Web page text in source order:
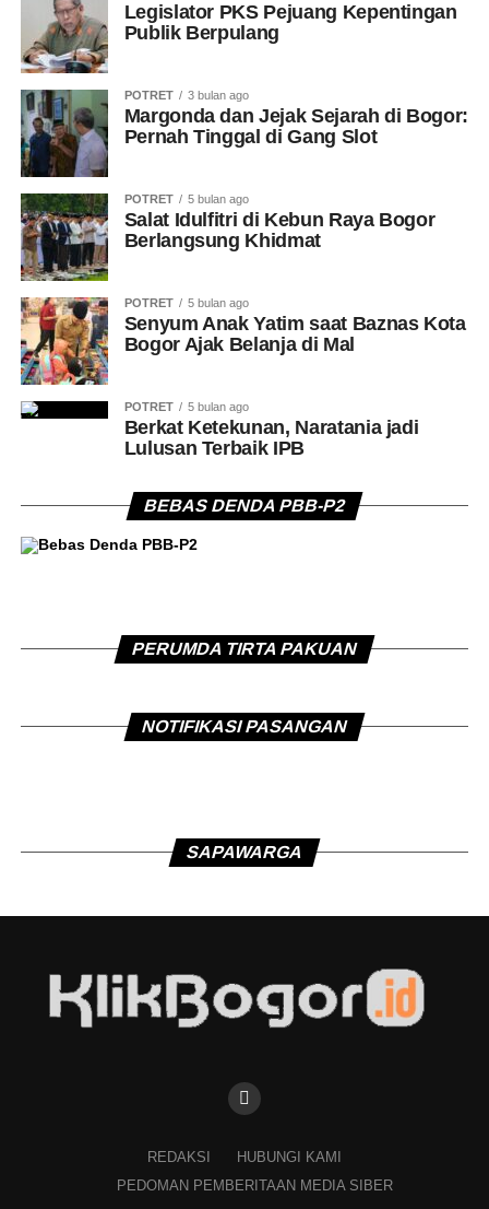
Legislator PKS Pejuang Kepentingan
Publik Berpulang
POTRET 3 bulan ago
Margonda dan Jejak Sejarah di Bogor:
Pernah Tinggal di Gang Slot
POTRET 5 bulan ago
Salat Idulfitri di Kebun Raya Bogor
Berlangsung Khidmat
POTRET 5 bulan ago
Senyum Anak Yatim saat Baznas Kota
Bogor Ajak Belanja di Mal
POTRET 5 bulan ago
Berkat Ketekunan, Naratania jadi
Lulusan Terbaik IPB
BEBAS DENDA PBB-P2
PERUMDA TIRTA PAKUAN
NOTIFIKASI PASANGAN
SAPAWARGA
REDAKSI
HUBUNGI KAMI
PEDOMAN PEMBERITAAN MEDIA SIBER